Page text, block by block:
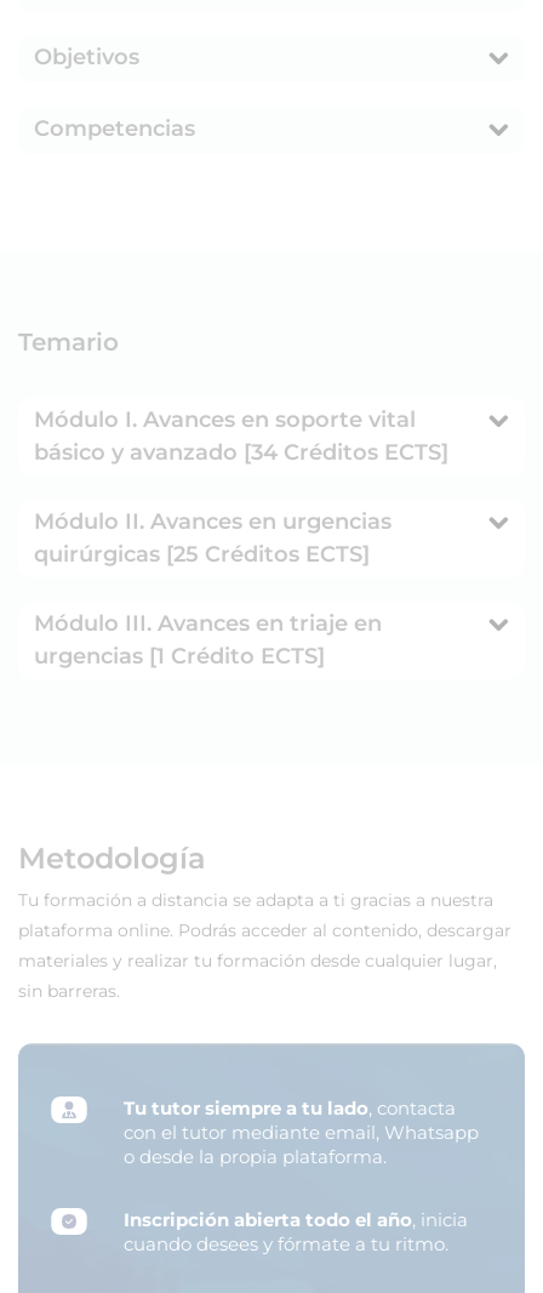
Objetivos
Competencias
Temario
Módulo I. Avances en soporte vital
básico y avanzado [34 Créditos ECTS]
Módulo II. Avances en urgencias
quirúrgicas [25 Créditos ECTS]
Módulo III. Avances en triaje en
urgencias [1 Crédito ECTS]
Metodología
Tu formación a distancia se adapta a ti gracias a nuestra
plataforma online. Podrás acceder al contenido, descargar
materiales y realizar tu formación desde cualquier lugar,
sin barreras.
Tu tutor siempre a tu lado, contacta
con el tutor mediante email, Whatsapp
o desde la propia plataforma.
Inscripción abierta todo el año, inicia
cuando desees y fórmate a tu ritmo.